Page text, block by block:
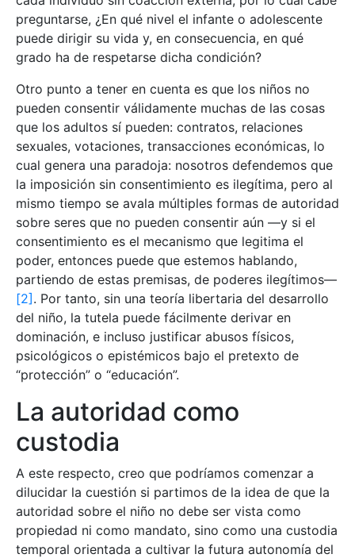
preguntarse, ¿En qué nivel el infante o adolescente
puede dirigir su vida y, en consecuencia, en qué
grado ha de respetarse dicha condición?
Otro punto a tener en cuenta es que los niños no
pueden consentir válidamente muchas de las cosas
que los adultos sí pueden: contratos, relaciones
sexuales, votaciones, transacciones económicas, lo
cual genera una paradoja: nosotros defendemos que
la imposición sin consentimiento es ilegítima, pero al
mismo tiempo se avala múltiples formas de autoridad
sobre seres que no pueden consentir aún —y si el
consentimiento es el mecanismo que legitima el
poder, entonces puede que estemos hablando,
partiendo de estas premisas, de poderes ilegítimos—
[2]. Por tanto, sin una teoría libertaria del desarrollo
del niño, la tutela puede fácilmente derivar en
dominación, e incluso justificar abusos físicos,
psicológicos o epistémicos bajo el pretexto de
“protección” o “educación”.
La autoridad como
custodia
A este respecto, creo que podríamos comenzar a
dilucidar la cuestión si partimos de la idea de que la
autoridad sobre el niño no debe ser vista como
propiedad ni como mandato, sino como una custodia
temporal orientada a cultivar la futura autonomía del